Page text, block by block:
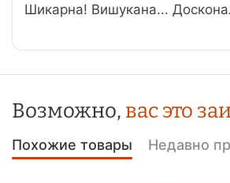
Шикарна! Вишукана...
Возможно, вас это
Похожие товары Недавно